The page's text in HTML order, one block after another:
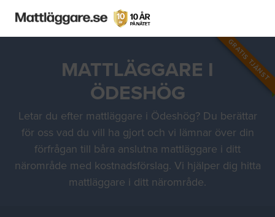
GRATIS TJÄNST
MATTLÄGGARE I
ÖDESHÖG
Letar du efter mattläggare i Ödeshög? Du berättar
för oss vad du vill ha gjort och vi lämnar över din
förfrågan till båra anslutna mattläggare i ditt
närområde med kostnadsförslag. Vi hjälper dig hitta
mattläggare i ditt närområde.